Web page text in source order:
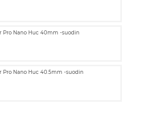
Pro Nano Huc 40mm -suodin
Pro Nano Huc 40.5mm -suodin